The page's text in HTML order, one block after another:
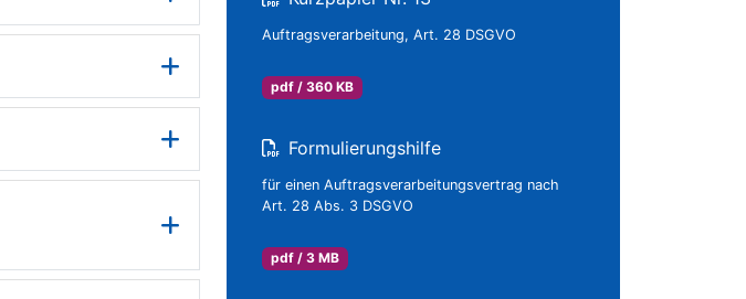
Auftragsverarbeitung, Art. 28 DSGVO
pdf / 360 KB
Formulierungshilfe
für einen Auftragsverarbeitungsvertrag nach
Art. 28 Abs. 3 DSGVO
pdf / 3 MB